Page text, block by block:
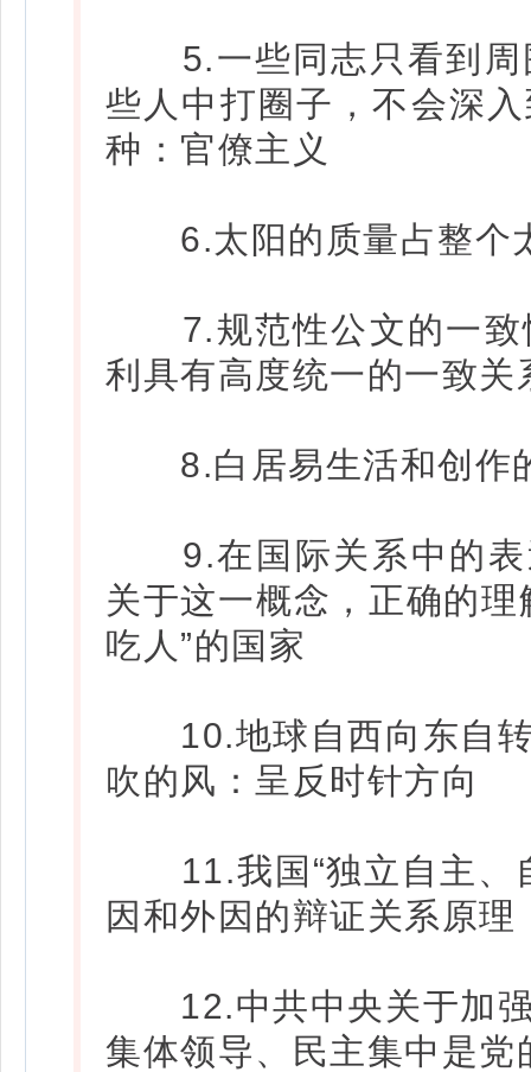
5.一些同志只看到周
些人中打圈子，不会深
种：官僚主义
6.太阳的质量占整个
7.规范性公文的一致
利具有高度统一的一致关
8.白居易生活和创作
9.在国际关系中的表
关于这一概念，正确的
吃人”的国家
10.地球自西向东自转
吹的风：呈反时针方向
11.我国“独立自主、
因和外因的辩证关系原理
12.中共中央关于加强
集体领导、民主集中是党